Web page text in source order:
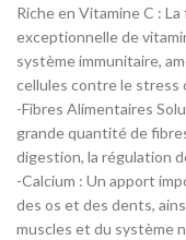
Riche en Vitamine C :
exceptionnelle de
système immunitaire,
cellules contre le stress
-Fibres Alimentaires
grande quantité de
digestion, la régulation
-Calcium : Un apport
des os et des dents,
muscles et du système